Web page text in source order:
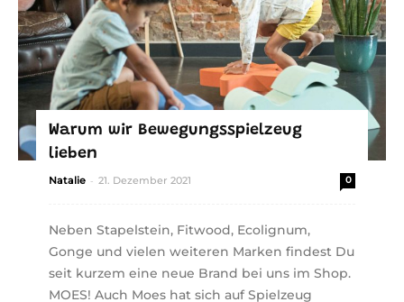
Warum wir Bewegungsspielzeug
lieben
Natalie - 21. Dezember 2021 0
Neben Stapelstein, Fitwood, Ecolignum,
Gonge und vielen weiteren Marken findest Du
seit kurzem eine neue Brand bei uns im Shop.
MOES! Auch Moes hat sich auf Spielzeug